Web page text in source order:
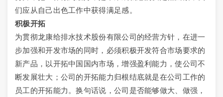
们应从自己出色工作中获得满足感。
积极开拓
为贯彻龙康给排水技术股份有限公司的经营方针，在进一
步加强和开发市场的同时，必须积极开发符合市场要求的
新产品，以开拓中国国内市场，增强盈利能力，使公司不
断发展壮大；公司的开拓能力归根结底就是在公司工作的
员工的开拓能力。换句话说，公司是否能够做大、做强，